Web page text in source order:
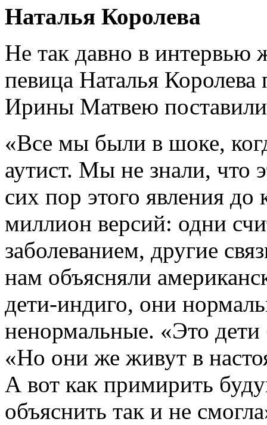
Наталья Королева
Не так давно в интервью
певица Наталья Королева
Ирины Матвею
«Все мы были в шоке,
аутист. Мы не знали, что
сих пор этого явления
миллион версий: одни
заболеванием, другие
нам объясняли
дети-индиго, они
ненормальные. «Это
«Но они же живут в
А вот как примирить
объяснить так и не